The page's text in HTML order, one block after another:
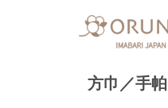
方巾／手帕